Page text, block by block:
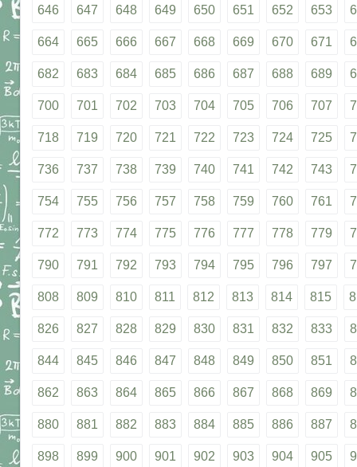
646 647 648 649 650 651 652 653
664 665 666 667 668 669 670 671
682 683 684 685 686 687 688 689
700 701 702 703 704 705 706 707
718 719 720 721 722 723 724 725
736 737 738 739 740 741 742 743
754 755 756 757 758 759 760 761
772 773 774 775 776 777 778 779
790 791 792 793 794 795 796 797
808 809 810 811 812 813 814 815
826 827 828 829 830 831 832 833
844 845 846 847 848 849 850 851
862 863 864 865 866 867 868 869
880 881 882 883 884 885 886 887
898 899 900 901 902 903 904 905